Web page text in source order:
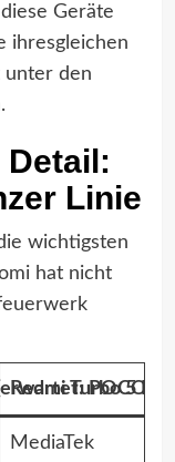
Geräte
ihresgleichen
unter den
Linie
wichtigsten
hat nicht
POCO
Redmi Turbo 5
MediaTek